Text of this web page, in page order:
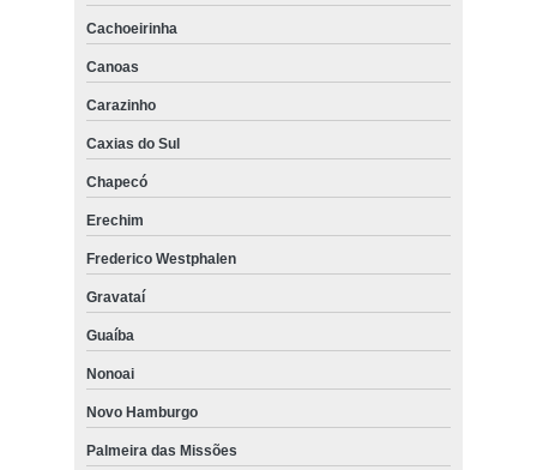
Cachoeirinha
Canoas
Carazinho
Caxias do Sul
Chapecó
Erechim
Frederico Westphalen
Gravataí
Guaíba
Nonoai
Novo Hamburgo
Palmeira das Missões